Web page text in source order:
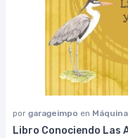
por garageimpo en
Libro Conociendo Las